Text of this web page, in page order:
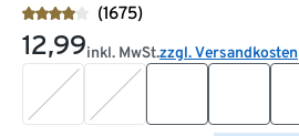
(1675)
12,99inkl. MwSt.zzgl. Versandkosten